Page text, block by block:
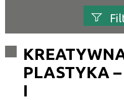
Kategoria
PLASTYKA
I